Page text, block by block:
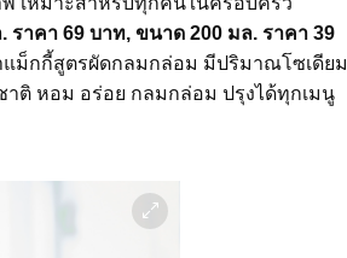
าคา 69 บาท, ขนาด 200 มล. ราคา 39
แม็กกี้สูตรผัดกลมกล่อม มีปริมาณโซเดียม
ติ หอม อร่อย กลมกล่อม ปรุงได้ทุกเมนู